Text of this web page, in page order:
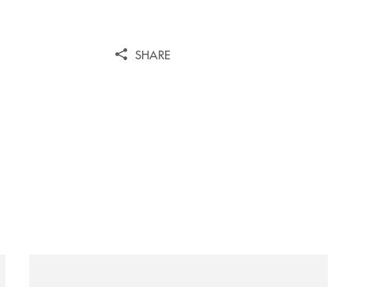
SHARE